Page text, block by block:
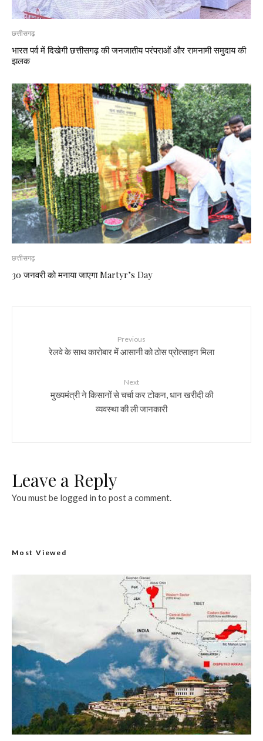
छत्तीसगढ़
भारत पर्व में दिखेगी छत्तीसगढ़ की जनजातीय परंपराओं और रामनामी समुदाय की
झलक
छत्तीसगढ़
30 जनवरी को मनाया जाएगा Martyr’s Day
Previous
रेलवे के साथ कारोबार में आसानी को ठोस प्रोत्साहन मिला
Next
मुख्यमंत्री ने किसानों से चर्चा कर टोकन, धान खरीदी की
व्यवस्था की ली जानकारी
Leave a Reply
You must be logged in to post a comment.
Most Viewed